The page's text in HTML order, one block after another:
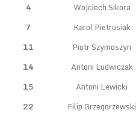
4
Wojciech Sikora
7
Karol Pietrusiak
11
Piotr Szymoszyn
14
Antoni Ludwiczak
15
Antoni Lewicki
22
Filip Grzegorzewski